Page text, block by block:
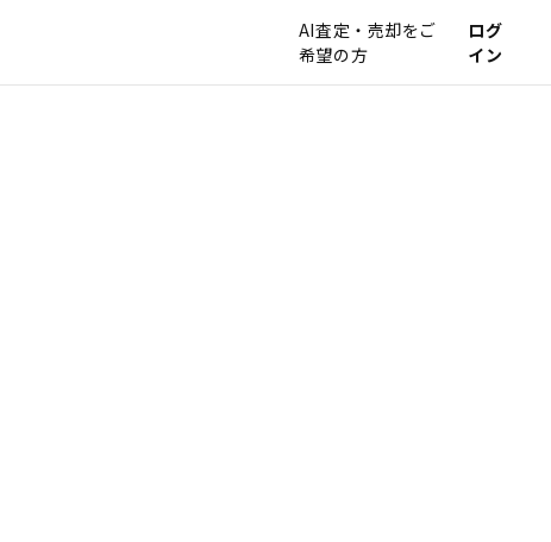
AI査定・売却をご
希望の方
ログ
イン